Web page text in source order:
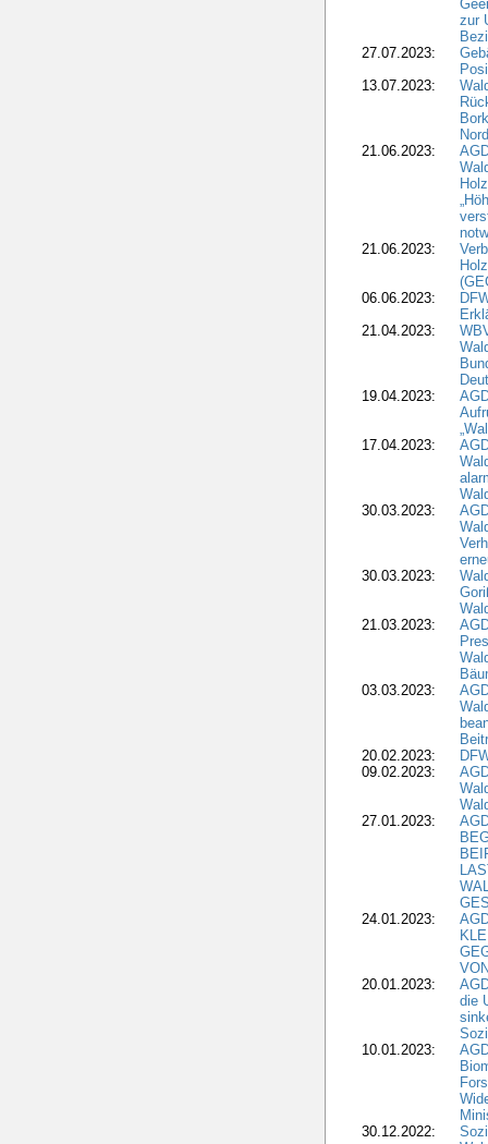
zur
27.07.2023:
13.07.2023:
21.06.2023:
21.06.2023:
06.06.2023:
21.04.2023:
19.04.2023:
17.04.2023:
30.03.2023:
30.03.2023:
21.03.2023:
03.03.2023:
20.02.2023:
09.02.2023:
27.01.2023:
24.01.2023:
20.01.2023:
die
10.01.2023:
30.12.2022: